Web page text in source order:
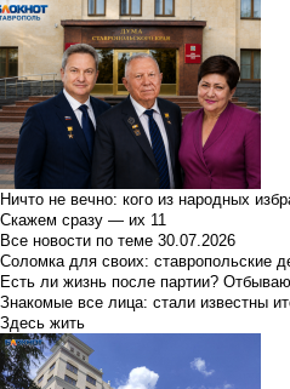
Ничто не вечно: кого из народных
Скажем сразу — их 11
Все новости по теме 30.07.2026
Соломка для своих: ставропольские
Есть ли жизнь после партии?
Знакомые все лица: стали известны
Здесь жить